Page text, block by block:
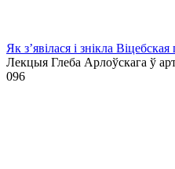
Як з’явілася і знікла
Лекцыя Глеба Арлоўскага ў
096